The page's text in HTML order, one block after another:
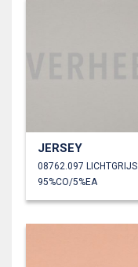
JERSEY
08762.097 LICHTGRIJS
95%CO/5%EA